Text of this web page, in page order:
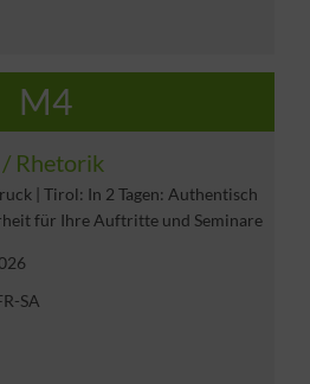
M4
Rhetorik
| Tirol: In 2 Tagen: Authentisch
für Ihre Auftritte und Seminare
SA